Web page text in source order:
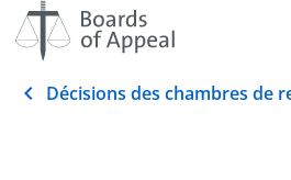
Décisions des chambres de